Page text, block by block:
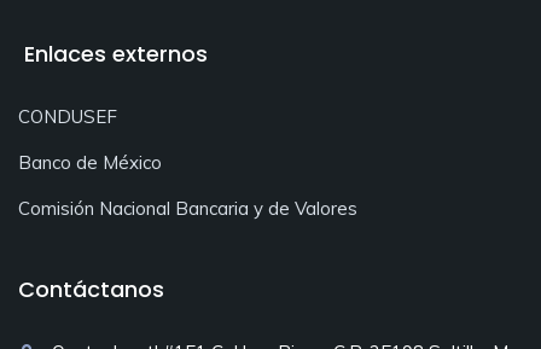
Enlaces externos
CONDUSEF
Banco de México
Comisión Nacional Bancaria y de Valores
Contáctanos